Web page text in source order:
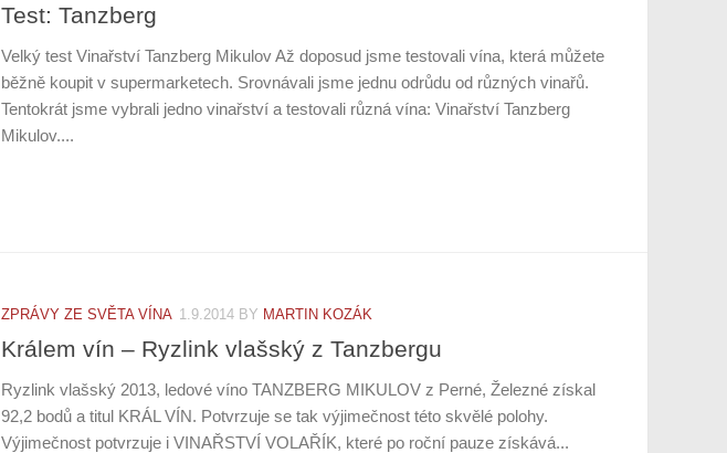
Test: Tanzberg
Velký test Vinařství Tanzberg Mikulov Až doposud jsme testovali vína, která můžete
běžně koupit v supermarketech. Srovnávali jsme jednu odrůdu od různých vinařů.
Tentokrát jsme vybrali jedno vinařství a testovali různá vína: Vinařství Tanzberg
Mikulov....
ZPRÁVY ZE SVĚTA VÍNA 1.9.2014 BY MARTIN KOZÁK
Králem vín – Ryzlink vlašský z Tanzbergu
Ryzlink vlašský 2013, ledové víno TANZBERG MIKULOV z Perné, Železné získal
92,2 bodů a titul KRÁL VÍN. Potvrzuje se tak výjimečnost této skvělé polohy.
Výjimečnost potvrzuje i VINAŘSTVÍ VOLAŘÍK, které po roční pauze získává...